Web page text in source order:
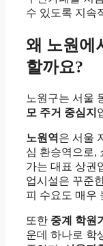
수 있도록 지속
왜 노원에
할까요?
노원구는 서울
모 주거 중심지
노원역 은 서울
심 환승역으로,
가는 대표 상권
업시설은 꾸준
피 수요도 매우
또한 중계 학원
운데 하나로 학